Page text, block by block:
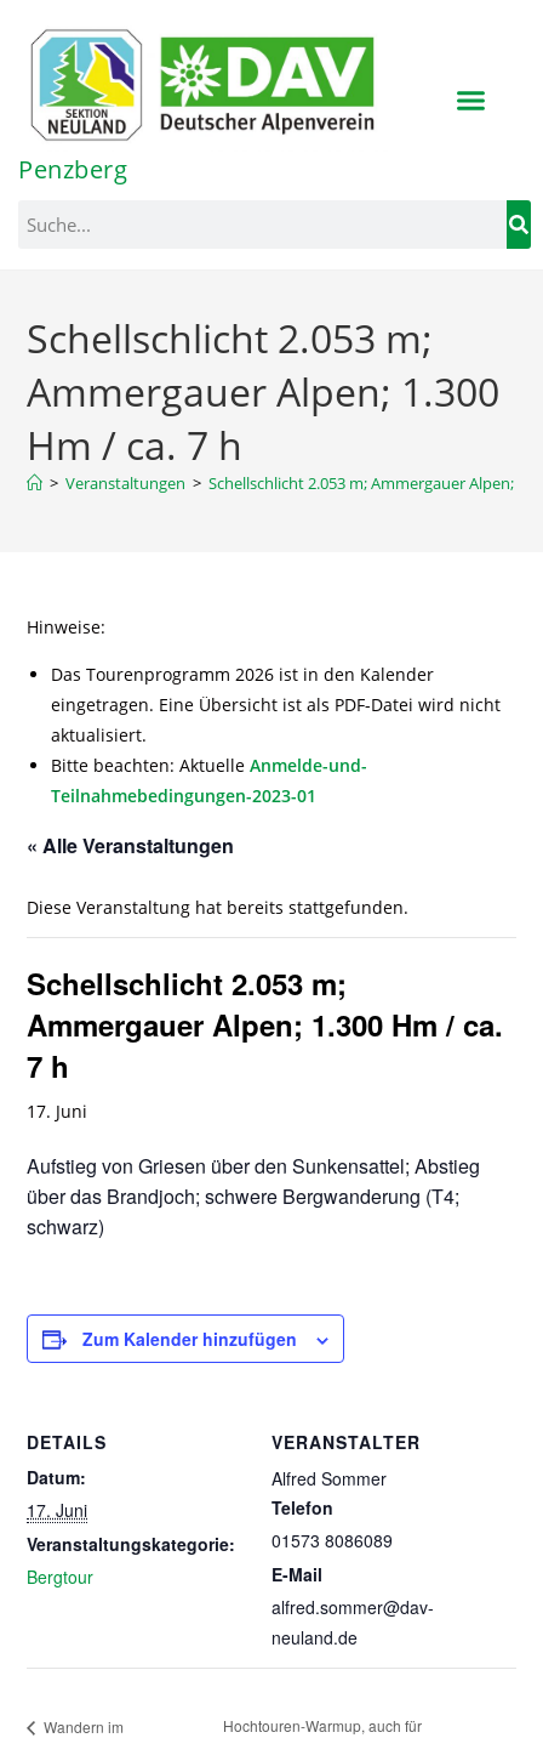
springen
Penzberg
Schellschlicht 2.053 m;
Ammergauer Alpen; 1.300
Hm / ca. 7 h
> Veranstaltungen > Schellschlicht 2.053 m; Ammergauer Alpen;
Hinweise:
Das Tourenprogramm 2026 ist in den Kalender
eingetragen. Eine Übersicht ist als PDF-Datei wird nicht
aktualisiert.
Bitte beachten: Aktuelle Anmelde-und-
Teilnahmebedingungen-2023-01
« Alle Veranstaltungen
Diese Veranstaltung hat bereits stattgefunden.
Schellschlicht 2.053 m;
Ammergauer Alpen; 1.300 Hm / ca.
7 h
17. Juni
Aufstieg von Griesen über den Sunkensattel; Abstieg
über das Brandjoch; schwere Bergwanderung (T4;
schwarz)
Zum Kalender hinzufügen
DETAILS
Datum:
17. Juni
Veranstaltungskategorie:
Bergtour
VERANSTALTER
Alfred Sommer
Telefon
01573 8086089
E-Mail
alfred.sommer@dav-
neuland.de
Wandern im
Hochtouren-Warmup, auch für